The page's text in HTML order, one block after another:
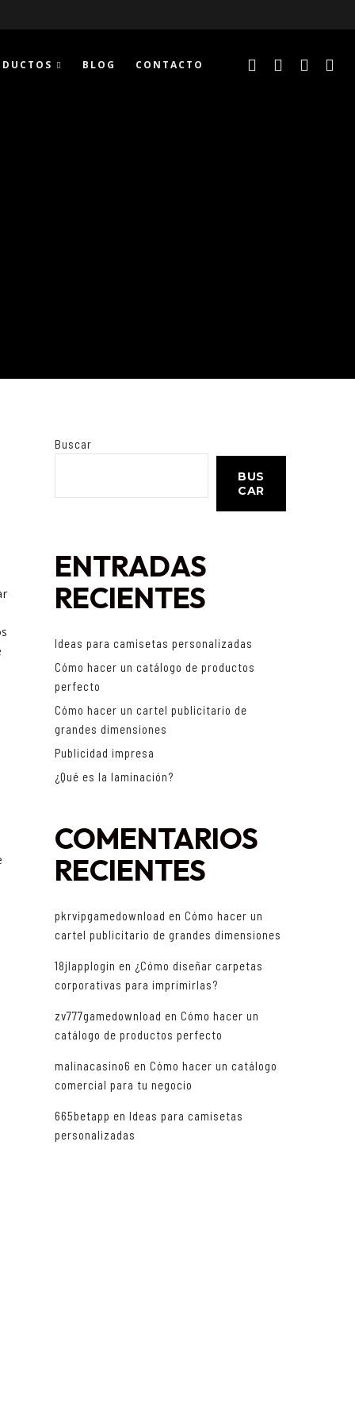
BLOG CONTACTO
Buscar
BUS
CAR
ENTRADAS
RECIENTES
Ideas para camisetas personalizadas
Cómo hacer un catálogo de productos
perfecto
Cómo hacer un cartel publicitario de
grandes dimensiones
Publicidad impresa
¿Qué es la laminación?
COMENTARIOS
RECIENTES
pkrvipgamedownload en Cómo hacer un
cartel publicitario de grandes dimensiones
18jlapplogin en ¿Cómo diseñar carpetas
corporativas para imprimirlas?
zv777gamedownload en Cómo hacer un
catálogo de productos perfecto
malinacasino6 en Cómo hacer un catálogo
comercial para tu negocio
665betapp en Ideas para camisetas
personalizadas